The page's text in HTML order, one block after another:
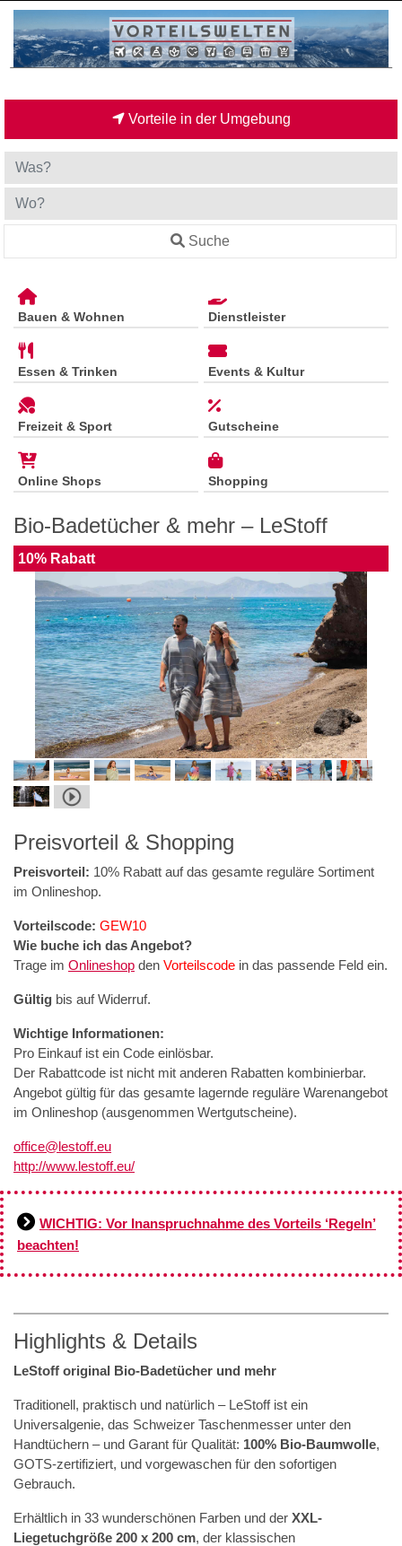
Vorteile in der Umgebung
Suche
Bauen & Wohnen Dienstleister
Essen & Trinken Events & Kultur
Freizeit & Sport Gutscheine
Online Shops Shopping
Bio-Badetücher & mehr – LeStoff
10% Rabatt
Preisvorteil & Shopping
Preisvorteil: 10% Rabatt auf das gesamte reguläre Sortiment
im Onlineshop.
Vorteilscode: GEW10
Wie buche ich das Angebot?
Trage im Onlineshop den Vorteilscode in das passende Feld ein.
Gültig bis auf Widerruf.
Wichtige Informationen:
Pro Einkauf ist ein Code einlösbar.
Der Rabattcode ist nicht mit anderen Rabatten kombinierbar.
Angebot gültig für das gesamte lagernde reguläre Warenangebot
im Onlineshop (ausgenommen Wertgutscheine).
office@lestoff.eu
http://www.lestoff.eu/
WICHTIG: Vor Inanspruchnahme des Vorteils ‘Regeln’
beachten!
Highlights & Details
LeStoff original Bio-Badetücher und mehr
Traditionell, praktisch und natürlich – LeStoff ist ein
Universalgenie, das Schweizer Taschenmesser unter den
Handtüchern – und Garant für Qualität: 100% Bio-Baumwolle,
GOTS-zertifiziert, und vorgewaschen für den sofortigen
Gebrauch.
Erhältlich in 33 wunderschönen Farben und der XXL-
Liegetuchgröße 200 x 200 cm, der klassischen